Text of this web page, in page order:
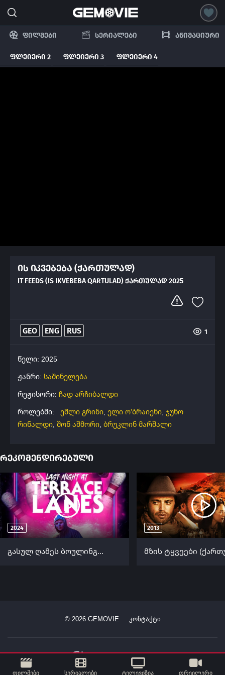
ფილმები სერიალები ანიმაციური
ფლეიერი 2 ფლეიერი 3 ფლეიერი 4
ის იკვებება (ქართულად)
IT FEEDS (IS IKVEBEBA QARTULAD) ᲥᲐᲠᲗᲣᲚᲐᲓ 2025
GEO ENG RUS 1
წელი: 2025
ჟანრი: საშინელება
რეჟისორი: ჩად არჩიბალდი
როლებში:
ეშლი გრინი, ელი ო’ბრაიენი, ჯუნო
რინალდი, შონ აშმორი, ბრუკლინ მარშალი
რეკომენდირებული
2024
გასულ ღამეს ბოულინგში (ქართულად) / Last Night at Terrace Lanes (Gasul Games Boulingshi Qartulad) ქართულად 2024
2013
ფილმები სერიალები ტელევიზია თრეილერი
© 2026GEMOVIE კონტაქტი